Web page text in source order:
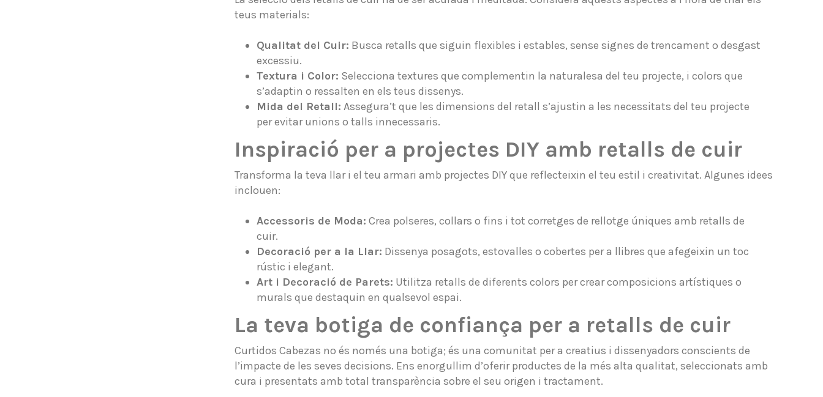
teus materials:
Qualitat del Cuir: Busca retalls que siguin flexibles i estables, sense signes de trencament o desgast
excessiu.
Textura i Color: Selecciona textures que complementin la naturalesa del teu projecte, i colors que
s’adaptin o ressalten en els teus dissenys.
Mida del Retall: Assegura’t que les dimensions del retall s’ajustin a les necessitats del teu projecte
per evitar unions o talls innecessaris.
Inspiració per a projectes DIY amb retalls de cuir
Transforma la teva llar i el teu armari amb projectes DIY que reflecteixin el teu estil i creativitat. Algunes idees
inclouen:
Accessoris de Moda: Crea polseres, collars o fins i tot corretges de rellotge úniques amb retalls de
cuir.
Decoració per a la Llar: Dissenya posagots, estovalles o cobertes per a llibres que afegeixin un toc
rústic i elegant.
Art i Decoració de Parets: Utilitza retalls de diferents colors per crear composicions artístiques o
murals que destaquin en qualsevol espai.
La teva botiga de confiança per a retalls de cuir
Curtidos Cabezas no és només una botiga; és una comunitat per a creatius i dissenyadors conscients de
l’impacte de les seves decisions. Ens enorgullim d’oferir productes de la més alta qualitat, seleccionats amb
cura i presentats amb total transparència sobre el seu origen i tractament.